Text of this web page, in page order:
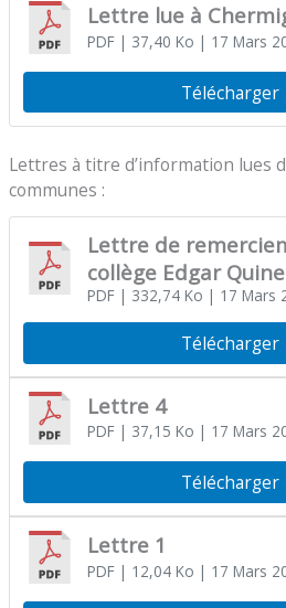
Lettre lue à
PDF| 37,40 Ko | 17 Mars
Télécharger
Lettres à titre d’information lues
communes :
Lettre de
collège Edgar
PDF| 332,74 Ko | 17 Mars
Télécharger
Lettre 4
PDF| 37,15 Ko | 17 Mars
Télécharger
Lettre 1
PDF| 12,04 Ko | 17 Mars